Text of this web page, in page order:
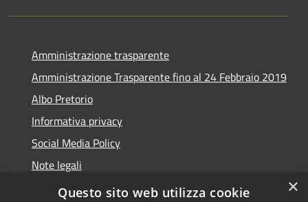
Amministrazione trasparente
Amministrazione Trasparente fino al 24 Febbraio 2019
Albo Pretorio
Informativa privacy
Social Media Policy
Note legali
Dichiarazione di accessibilità
×
Questo sito web utilizza cookie